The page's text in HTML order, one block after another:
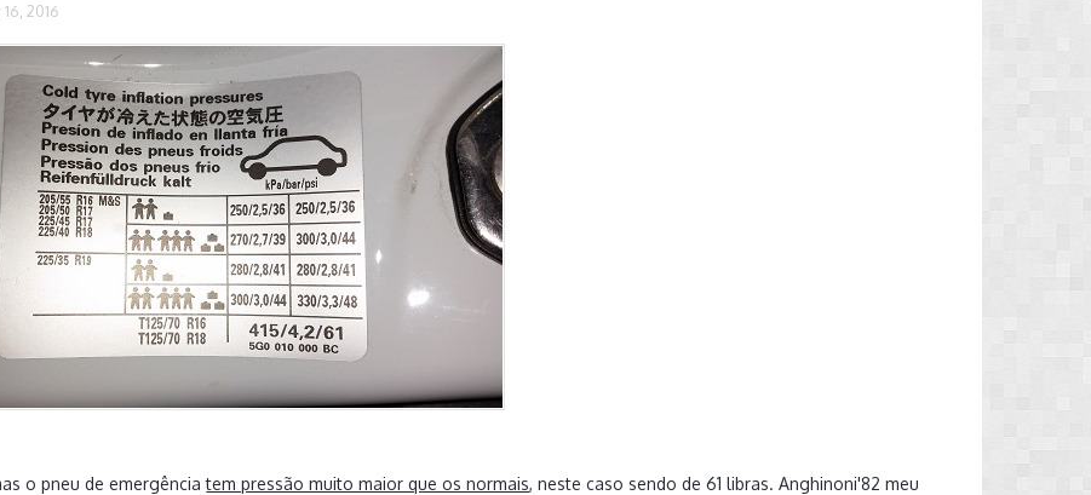
2016
o pneu de emergênciatem pressão muito maior que os normais, neste caso sendo de 61 libras. Anghinoni'82 meu